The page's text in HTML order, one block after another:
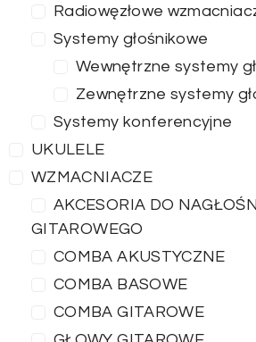
Radiowęzłowe
Systemy głośnikowe
Wewnętrzne systemy
Zewnętrzne systemy
Systemy konferencyjne
UKULELE
WZMACNIACZE
AKCESORIA DO
GITAROWEGO
COMBA AKUSTYCZNE
COMBA BASOWE
COMBA GITAROWE